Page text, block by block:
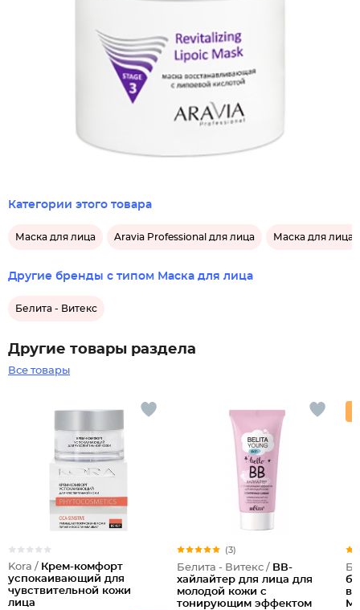
Категории этого товара
Маска для лица Aravia Professional для лица Маска для лица
Другие бренды с типом Маска для лица
Белита - Витекс
Другие товары раздела
Все товары
Kora / Крем-комфорт
успокаивающий для
чувствительной кожи
лица
(3)
Белита - Витекс / BВ-
хайлайтер для лица для
молодой кожи с
тонирующим эффектом